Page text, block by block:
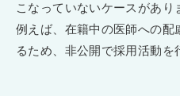
こなっていないケースがあり
例えば、在籍中の医師への配
るため、非公開で採用活動を